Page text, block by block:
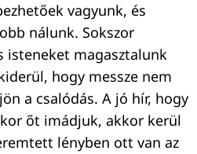
vagyunk, és
nálunk. Sokszor
isteneket magasztalunk
hogy messze nem
a csalódás. A jó hír, hogy
őt imádjuk, akkor kerül
lényben ott van az